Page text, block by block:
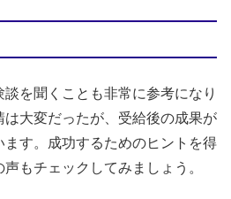
を聞くことも非常に参考になり
は大変だったが、受給後の成果が
す。成功するためのヒントを得
もチェックしてみましょう。